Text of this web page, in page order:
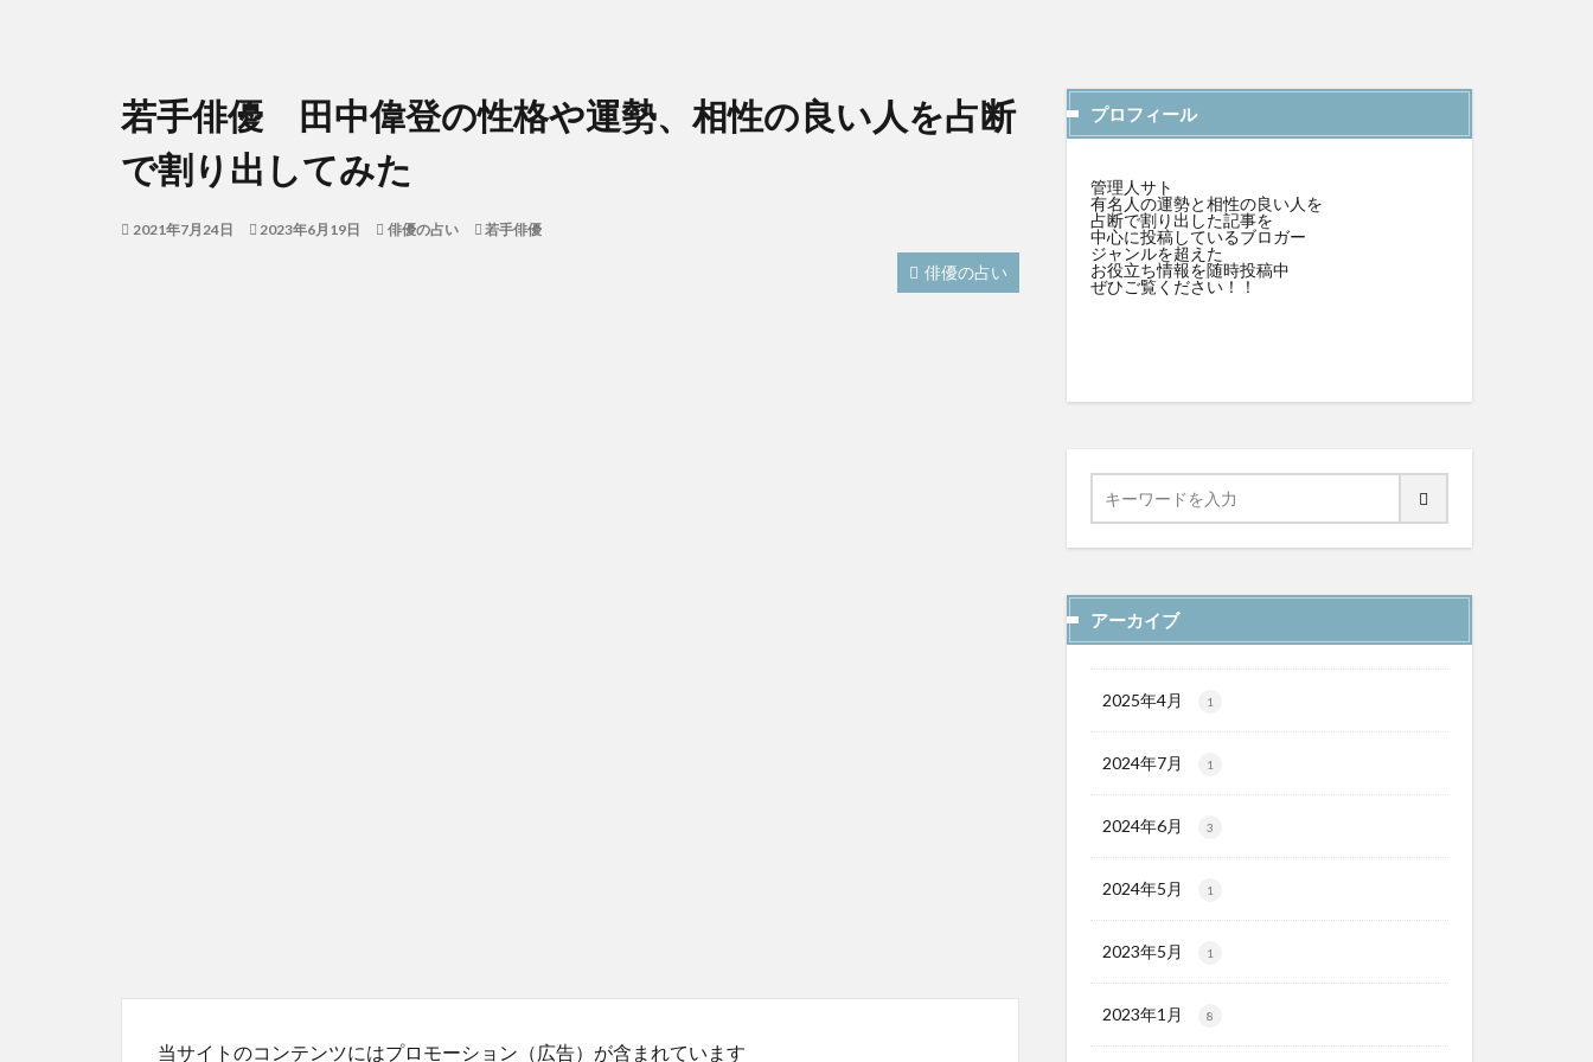
若手俳優 田中偉登の性格や運勢、相性の良い人を占断
で割り出してみた
2021年7月24日 2023年6月19日 俳優の占い 若手俳優
俳優の占い
当サイトのコンテンツにはプロモーション（広告）が含まれています
プロフィール
管理人サト
有名人の運勢と相性の良い人を
占断で割り出した記事を
中心に投稿しているブロガー
ジャンルを超えた
お役立ち情報を随時投稿中
ぜひご覧ください！！
アーカイブ
2025年4月 1
2024年7月 1
2024年6月 3
2024年5月 1
2023年5月 1
2023年1月 8